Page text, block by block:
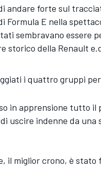
andare forte sul
Formula E nella
sembravano essere
storico della Renault
i quattro gruppi
in apprensione tutto il
uscire indenne da
il miglior crono, è